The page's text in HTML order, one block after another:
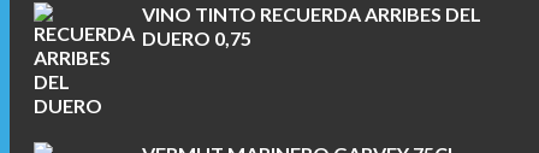
VINO TINTO RECUERDA ARRIBES DEL
DUERO 0,75